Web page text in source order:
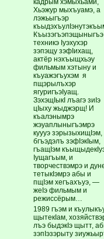
Хьэжур мыхъуамэ, а
лэжьыгъэр
техникэ Iуэхухэр
зэпэщу зэфIихащ,
актёр нэхъыщхьэу
фильмым хэтыну и
къуажэгъухэм я
пщэрылъхэр
ягуригъэIуащ.
ЗэхэщIыкI лъагэ зиIэ
цIыху жыджэрщ! И
къалэнымрэ
жэуаплыныгъэмрэ
куууэ зэрызыхищIэм,
бгъэдэлъ зэфIэкIым,
гъащIэм
Iущагъым, и
творчествэмрэ и
тетыкIэмрэ абы и
пщIэм хегъахъуэ, —
жеIэ фильмым и
режиссёрым…
1989 гъэм и
щытекIам,
лъэ быдэкIэ щытт,
зэпIэзэрыту